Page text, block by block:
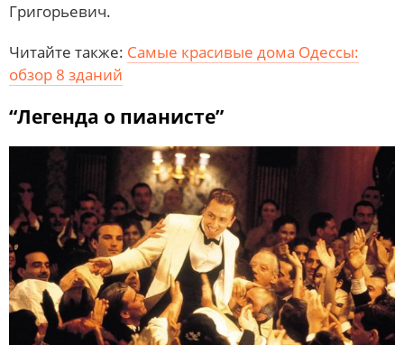
Григорьевич.
Читайте также: Самые красивые дома Одессы:
обзор 8 зданий
“Легенда о пианисте”